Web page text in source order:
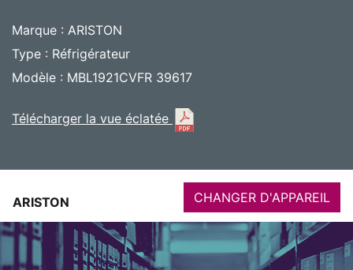
Marque : ARISTON
Type : Réfrigérateur
Modèle : MBL1921CVFR 39617
Télécharger la vue éclatée
ARISTON CHANGER D'APPAREIL